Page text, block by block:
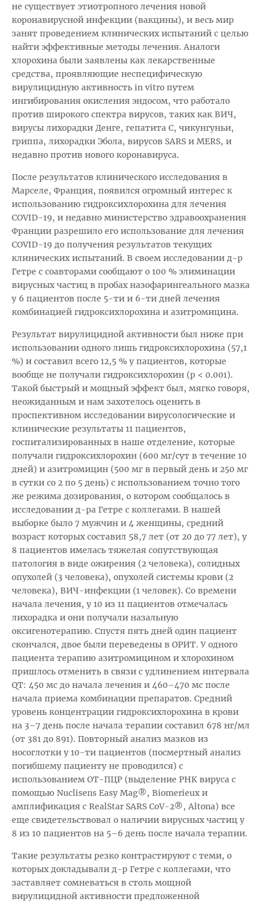
не существует этиотропного лечения новой
коронавирусной инфекции (вакцины), и весь мир
занят проведением клинических испытаний с целью
найти эффективные методы лечения. Аналоги
хлорохина были заявлены как лекарственные
средства, проявляющие неспецифическую
вирулицидную активность in vitro путем
ингибирования окисления эндосом, что работало
против широкого спектра вирусов, таких как ВИЧ,
вирусы лихорадки Денге, гепатита С, чикунгуньи,
гриппа, лихорадки Эбола, вирусов SARS и MERS, и
недавно против нового коронавируса.
После результатов клинического исследования в
Марселе, Франция, появился огромный интерес к
использованию гидроксихлорохина для лечения
COVID-19, и недавно министерство здравоохранения
Франции разрешило его использование для лечения
COVID-19 до получения результатов текущих
клинических испытаний. В своем исследовании д-р
Гетре с соавторами сообщают о 100 % элиминации
вирусных частиц в пробах назофарингеального мазка
у 6 пациентов после 5-ти и 6-ти дней лечения
комбинацией гидроксихлорохина и азитромицина.
Результат вирулицидной активности был ниже при
использовании одного лишь гидроксихлорохина (57,1
%) и составил всего 12,5 % у пациентов, которые
вообще не получали гидроксихлорохин (p < 0.001).
Такой быстрый и мощный эффект был, мягко говоря,
неожиданным и нам захотелось оценить в
проспективном исследовании вирусологические и
клинические результаты 11 пациентов,
госпитализированных в наше отделение, которые
получали гидроксихлорохин (600 мг/сут в течение 10
дней) и азитромицин (500 мг в первый день и 250 мг
в сутки со 2 по 5 день) с использованием точно того
же режима дозирования, о котором сообщалось в
исследовании д-ра Гетре с коллегами. В нашей
выборке было 7 мужчин и 4 женщины, средний
возраст которых составил 58,7 лет (от 20 до 77 лет), у
8 пациентов имелась тяжелая сопутствующая
патология в виде ожирения (2 человека), солидных
опухолей (3 человека), опухолей системы крови (2
человека), ВИЧ-инфекции (1 человек). Со времени
начала лечения, у 10 из 11 пациентов отмечалась
лихорадка и они получали назальную
оксигенотерапию. Спустя пять дней один пациент
скончался, двое были переведены в ОРИТ. У одного
пациента терапию азитромицином и хлорохином
пришлось отменить в связи с удлинением интервала
QT: 450 мс до начала лечения и 460–470 мс после
начала приема комбинации препаратов. Средний
уровень концентрации гидроксихлорохина в крови
на 3–7 день после начала терапии составил 678 нг/мл
(от 381 до 891). Повторный анализ мазков из
носоглотки у 10-ти пациентов (посмертный анализ
погибшему пациенту не проводился) с
использованием ОТ-ПЦР (выделение РНК вируса с
помощью Nuclisens Easy Mag®, Biomerieux и
амплификация с RealStar SARS CoV-2®, Altona) все
еще свидетельствовал о наличии вирусных частиц у
8 из 10 пациентов на 5–6 день после начала терапии.
Такие результаты резко контрастируют с теми, о
которых докладывали д-р Гетре с коллегами, что
заставляет сомневаться в столь мощной
вирулицидной активности предложенной